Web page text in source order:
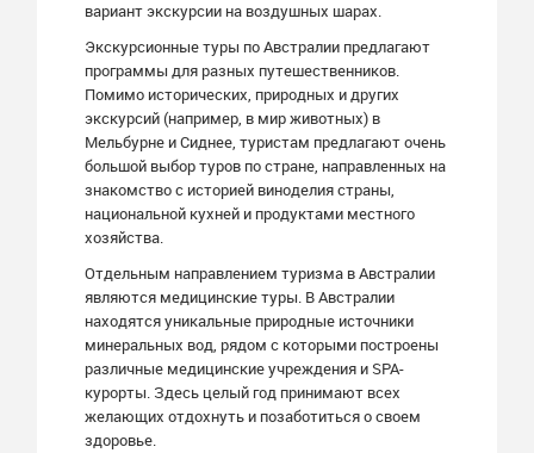
вариант экскурсии на воздушных шарах.
Экскурсионные туры по Австралии предлагают
программы для разных путешественников.
Помимо исторических, природных и других
экскурсий (например, в мир животных) в
Мельбурне и Сиднее, туристам предлагают очень
большой выбор туров по стране, направленных на
знакомство с историей виноделия страны,
национальной кухней и продуктами местного
хозяйства.
Отдельным направлением туризма в Австралии
являются медицинские туры. В Австралии
находятся уникальные природные источники
минеральных вод, рядом с которыми построены
различные медицинские учреждения и SPA-
курорты. Здесь целый год принимают всех
желающих отдохнуть и позаботиться о своем
здоровье.